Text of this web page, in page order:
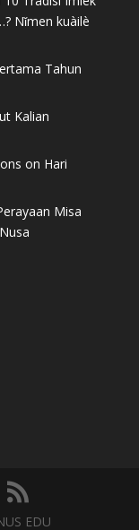
Nǐmen kuàilè
Tahun
Kalian
on Hari
Misa
EDU